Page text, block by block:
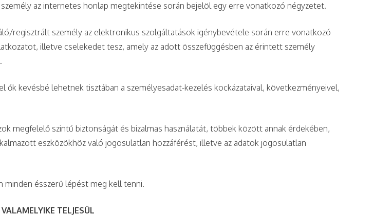
az internetes honlap megtekintése során bejelöl egy erre vonatkozó négyzetet.
regisztrált személy az elektronikus szolgáltatások igénybevétele során erre vonatkozó
illetve cselekedet tesz, amely az adott összefüggésben az érintett személy
kevésbé lehetnek tisztában a személyesadat-kezelés kockázataival, következményeivel,
megfelelő szintű biztonságát és bizalmas használatát, többek között annak érdekében,
eszközökhöz való jogosulatlan hozzáférést, illetve az adatok jogosulatlan
ésszerű lépést meg kell tenni.
TELJESÜL